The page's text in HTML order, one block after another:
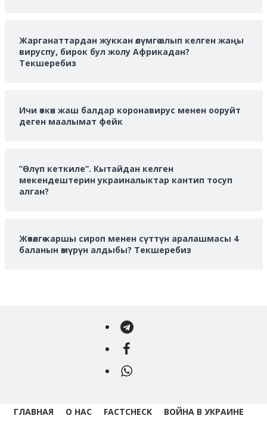
Жарганаттардан жуккан өлүмгө алып келген жаңы
вируспу, бирок бул жолу Африкадан?
Текшеребиз
Ичи өткөн жаш балдар коронавирус менен ооруйт
деген маалымат фейк
”Өлүп кеткиле”. Кытайдан келген
мекендештерин украиналыктар кантип тосуп
алган?
Жөтөлгө каршы сироп менен сүттүн аралашмасы 4
баланын өмүрүн алдыбы? Текшеребиз
Telegram
Facebook
WhatsApp
ГЛАВНАЯ О НАС FACTCHECK
ВОЙНА В УКРАИНЕ